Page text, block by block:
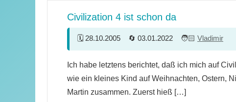
Civilization 4 ist schon da
28.10.2005 03.01.2022 Vladimir
Kommentare
Ich habe letztens berichtet, daß ich mich auf
wie ein kleines Kind auf Weihnachten, Ostern,
Martin zusammen. Zuerst hieß […]